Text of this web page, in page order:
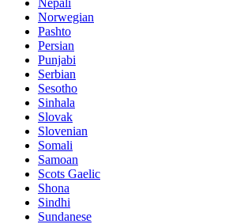
Nepali
Norwegian
Pashto
Persian
Punjabi
Serbian
Sesotho
Sinhala
Slovak
Slovenian
Somali
Samoan
Scots Gaelic
Shona
Sindhi
Sundanese